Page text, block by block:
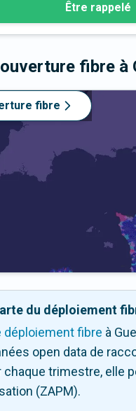
Être rappelé
fibre à
fibre
du déploiement
déploiement fibre à
open data de
chaque trimestre, elle
(ZAPM).